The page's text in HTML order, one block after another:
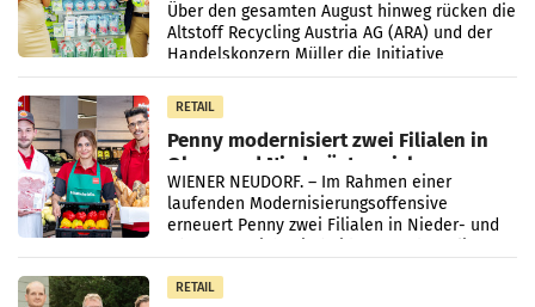
Kreislauffähigkeit
Über den gesamten August hinweg rücken die
Altstoff Recycling Austria AG (ARA) und der
Handelskonzern Müller die Initiative
„Kreislauf-Helden“ in allen österreichischen
Müller-Filialen
RETAIL
Penny modernisiert zwei Filialen in
Ober- und Niederösterreich
WIENER NEUDORF. – Im Rahmen einer
laufenden Modernisierungsoffensive
erneuert Penny zwei Filialen in Nieder- und
RETAIL